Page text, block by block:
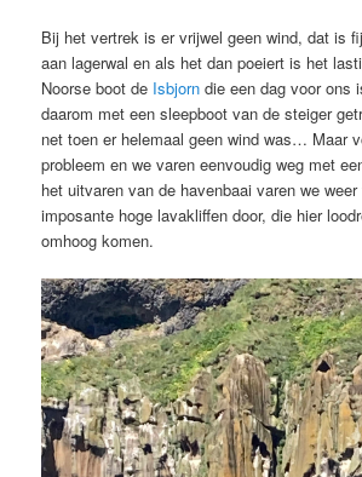
Bij het vertrek is er vrijwel geen wind, dat is
aan lagerwal en als het dan poeiert is het
Noorse boot de Isbjorn die een dag voor ons
daarom met een sleepboot van de steiger
net toen er helemaal geen wind was… Maar
probleem en we varen eenvoudig weg met
het uitvaren van de havenbaai varen we
imposante hoge lavakliffen door, die hier
omhoog komen.